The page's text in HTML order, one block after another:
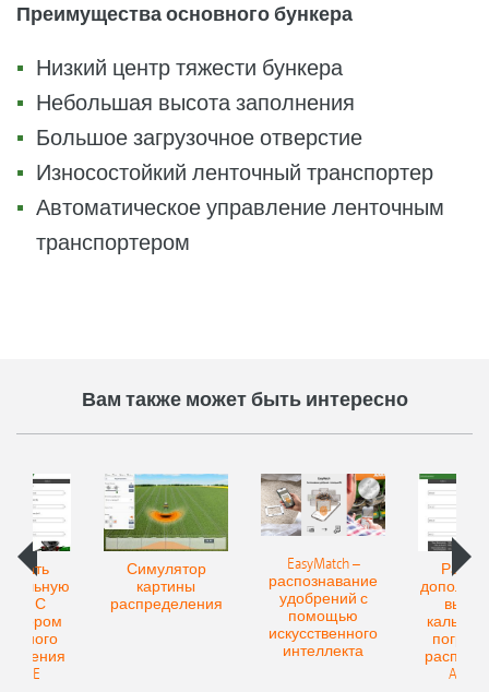
Преимущества основного бункера
Низкий центр тяжести бункера
Небольшая высота заполнения
Большое загрузочное отверстие
Износостойкий ленточный транспортер
Автоматическое управление ленточным
транспортером
Вам также может быть интересно
С
Симулятор
картины
распределения
EasyMatch –
распознавание
удобрений с
помощью
искусственного
интеллекта